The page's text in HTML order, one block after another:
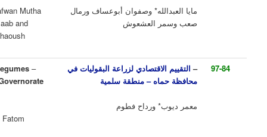
وصفوان أبوعساف ورمال
Maya Youssef Al-Abdala*, Safwan Mutha
Abou -Assaf, Remal Slman Saab and
Samar Hossam Aldeen Al-Ashaoush
لزراعة البقوليات في
–
Economic Assessment of Legumes
Crops Cultivation in Hama Governorate
Moammar Dayoub* and Rdah Fatom